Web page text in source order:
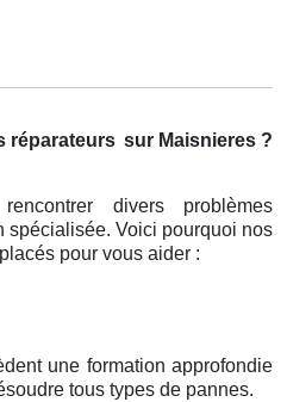
réparateurs sur Maisnieres ?
divers problèmes
spécialisée. Voici pourquoi nos
pour vous aider :
une formation approfondie
tous types de pannes.